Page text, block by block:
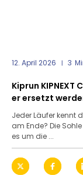
12. April 2026 3
Kiprun
er ersetzt
Jeder Läufer kennt
am Ende? Die
es um die ...